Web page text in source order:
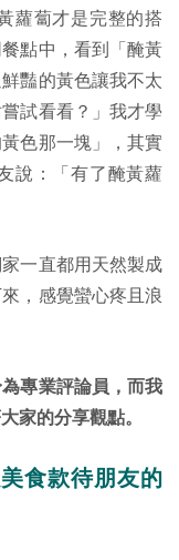
蘿蔔才是完整的搭
點中，看到「醃黃
豔的黃色讓我不太
試看看？」我才學
色那一塊」，其實
說：「有了醃黃蘿
一直都用天然製成
，感覺蠻心疼且浪
專業評論員，而我
家的分享觀點。
食款待朋友的